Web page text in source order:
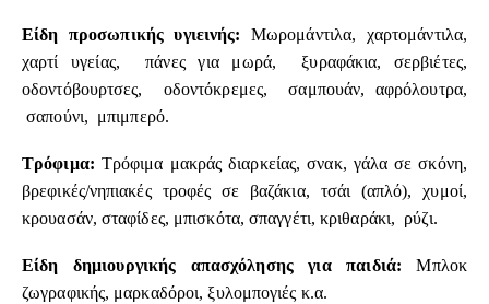
Είδη προσωπικής υγιεινής: Μωρομάντιλα, χαρτομάντιλα,
χαρτί υγείας, πάνες για μωρά, ξυραφάκια, σερβιέτες,
οδοντόβουρτσες, οδοντόκρεμες, σαμπουάν, αφρόλουτρα,
σαπούνι, μπιμπερό.
Τρόφιμα: Τρόφιμα μακράς διαρκείας, σνακ, γάλα σε σκόνη,
βρεφικές/νηπιακές τροφές σε βαζάκια, τσάι (απλό), χυμοί,
κρουασάν, σταφίδες, μπισκότα, σπαγγέτι, κριθαράκι, ρύζι.
Είδη δημιουργικής απασχόλησης για παιδιά: Μπλοκ
ζωγραφικής, μαρκαδόροι, ξυλομπογιές κ.α.